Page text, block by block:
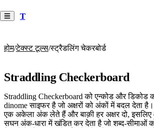
T
होम/टेक्स्ट टूल्स/स्ट्रैडलिंग चेकरबोर्ड
Straddling Checkerboard
Straddling Checkerboard को एन्कोड और डिकोड
dinome साइफर है जो अक्षरों को अंकों में बदल देता
एक अकेला अंक लेते हैं और बाक़ी हर अक्षर दो,
सघन अंक-धारा में खंडित कर देता है जो शब्द-सीमाओं को